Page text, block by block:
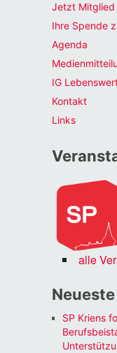
Jetzt Mitglied
Ihre Spende
Agenda
IG
Kontakt
Links
alle
SP Kriens